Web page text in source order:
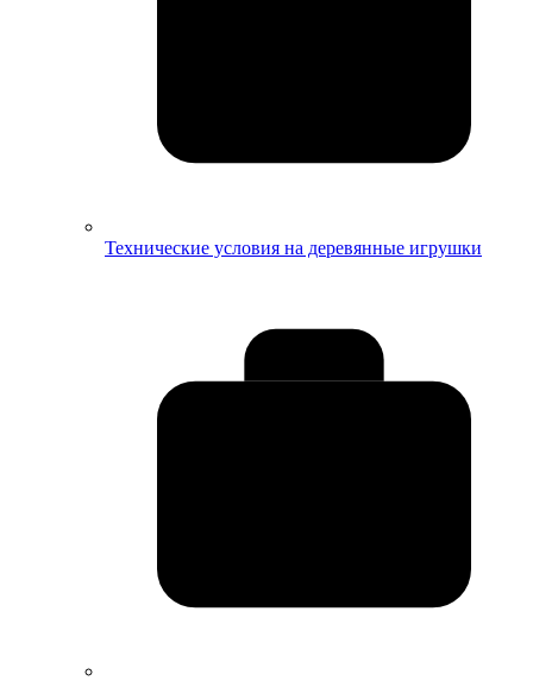
Технические условия на деревянные игрушки